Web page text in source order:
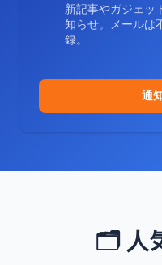
新記事やガジェッ
知らせ。メールは
録。
通
🗂️ 人